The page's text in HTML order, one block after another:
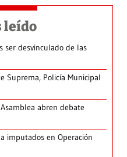
leído
ser desvinculado de las
Suprema, Policía Municipal
abren debate
imputados en Operación